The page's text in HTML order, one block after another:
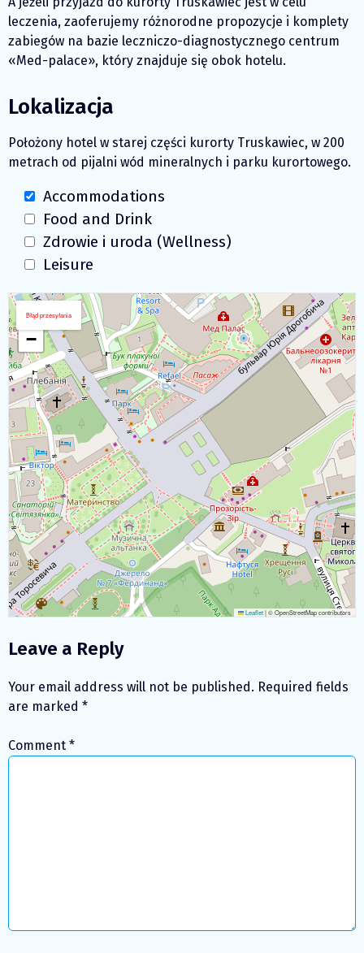
leczenia, zaoferujemy różnorodne propozycje i komplety
zabiegów na bazie leczniczo-diagnostycznego centrum
«Med-palace», który znajduje się obok hotelu.
Lokalizacja
Położony hotel w starej części kurorty Truskawiec, w 200
metrach od pijalni wód mineralnych i parku kurortowego.
Accommodations
Food and Drink
Zdrowie i uroda (Wellness)
Leisure
Pobierz mapę
+
−
Leaflet|© OpenStreetMap contributors
Błąd przesyłania
Leave a Reply
Your email address will not be published. Required fields
are marked *
Comment *